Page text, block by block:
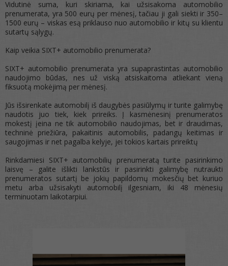
Vidutinė suma, kuri skiriama, kai užsisakoma automobilio
prenumerata, yra 500 eurų per mėnesį, tačiau ji gali siekti ir 350–
1500 eurų – viskas esą priklauso nuo automobilio ir kitų su klientu
sutartų sąlygų.
Kaip veikia SIXT+ automobilio prenumerata?
SIXT+ automobilio prenumerata yra supaprastintas automobilio
naudojimo būdas, nes už viską atsiskaitoma atliekant vieną
fiksuotą mokėjimą per mėnesį.
Jūs išsirenkate automobilį iš daugybės pasiūlymų ir turite galimybę
naudotis juo tiek, kiek prireiks. Į kasmėnesinį prenumeratos
mokestį įeina ne tik automobilio naudojimas, bet ir draudimas,
techninė priežiūra, pakaitinis automobilis, padangų keitimas ir
saugojimas ir net pagalba kelyje, jei tokios kartais prireiktų
Rinkdamiesi SIXT+ automobilių prenumeratą turite pasirinkimo
laisvę – galite išlikti lankstūs ir pasirinkti galimybę nutraukti
prenumeratos sutartį be jokių papildomų mokesčių bet kuriuo
metu arba užsisakyti automobilį ilgesniam, iki 48 mėnesių
terminuotam laikotarpiui.